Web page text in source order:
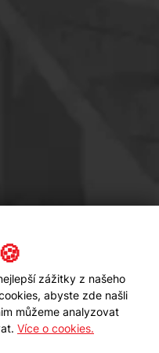
Sledujte nás
zážitky z našeho
abyste zde našli
můžeme analyzovat
Více o cookies.